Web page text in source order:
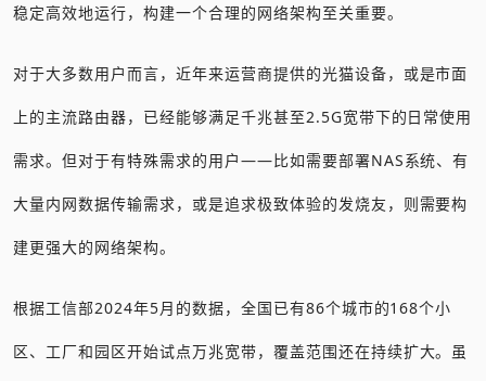
稳定高效地运行，构建一个合理的网络架构至关重要。
对于大多数用户而言，近年来运营商提供的光猫设备，或是市面
上的主流路由器，已经能够满足千兆甚至2.5G宽带下的日常使用
需求。但对于有特殊需求的用户——比如需要部署NAS系统、有
大量内网数据传输需求，或是追求极致体验的发烧友，则需要构
建更强大的网络架构。
根据工信部2024年5月的数据，全国已有86个城市的168个小
区、工厂和园区开始试点万兆宽带，覆盖范围还在持续扩大。虽